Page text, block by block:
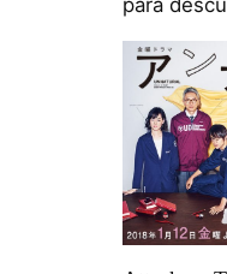
para